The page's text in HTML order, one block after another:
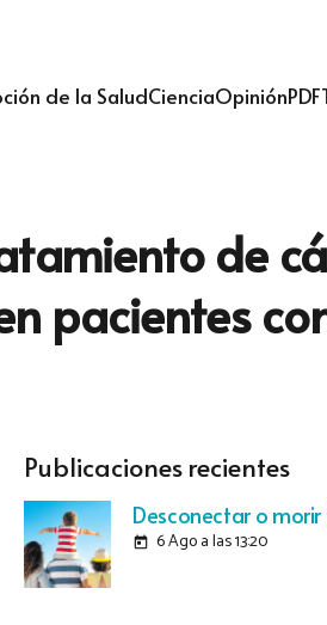
de la SaludCienciaOpiniónPDF
de
pacientes
Publicaciones recientes
Desconectar o
today 6 Ago a las 13:20